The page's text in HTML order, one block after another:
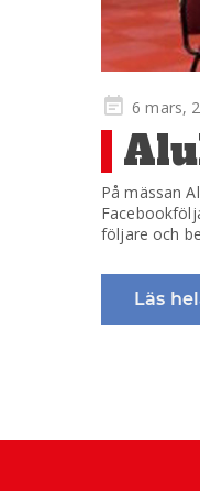
Publicerad
på
6 mars,
På mässan
följare och
Läs